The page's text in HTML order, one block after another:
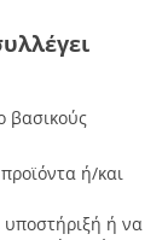
βασικούς
ή/και
υποστήριξή ή να